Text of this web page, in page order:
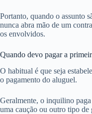
Portanto, quando o assunto
nunca abra mão de um
os envolvidos.
Quando devo pagar a
O habitual é que seja
o pagamento do aluguel.
Geralmente, o inquilino
uma caução ou outro tipo